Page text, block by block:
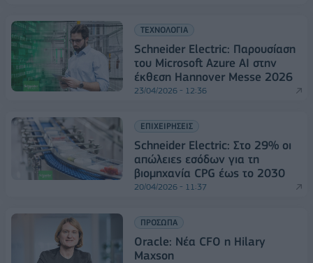
ΤΕΧΝΟΛΟΓΙΑ
Schneider Electric: Παρουσίαση
του Microsoft Azure AI στην
έκθεση Hannover Messe 2026
23/04/2026 - 12:36
ΕΠΙΧΕΙΡΗΣΕΙΣ
Schneider Electric: Στο 29% οι
απώλειες εσόδων για τη
βιομηχανία CPG έως το 2030
20/04/2026 - 11:37
ΠΡΟΣΩΠΑ
Oracle: Νέα CFO η Hilary
Maxson